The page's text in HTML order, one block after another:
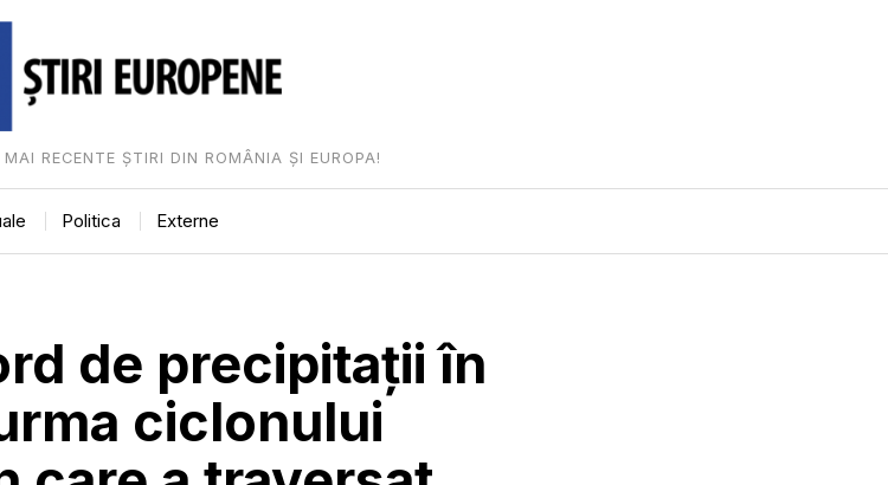
RECENTE ȘTIRI DIN ROMÂNIA ȘI EUROPA!
Politica Externe
de precipitații în
ciclonului